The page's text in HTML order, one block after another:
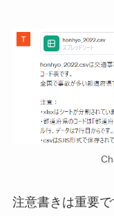
注意書きは重要